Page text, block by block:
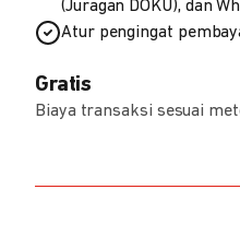
(Juragan DOKU), dan
Atur pengingat
Gratis
Biaya transaksi sesuai